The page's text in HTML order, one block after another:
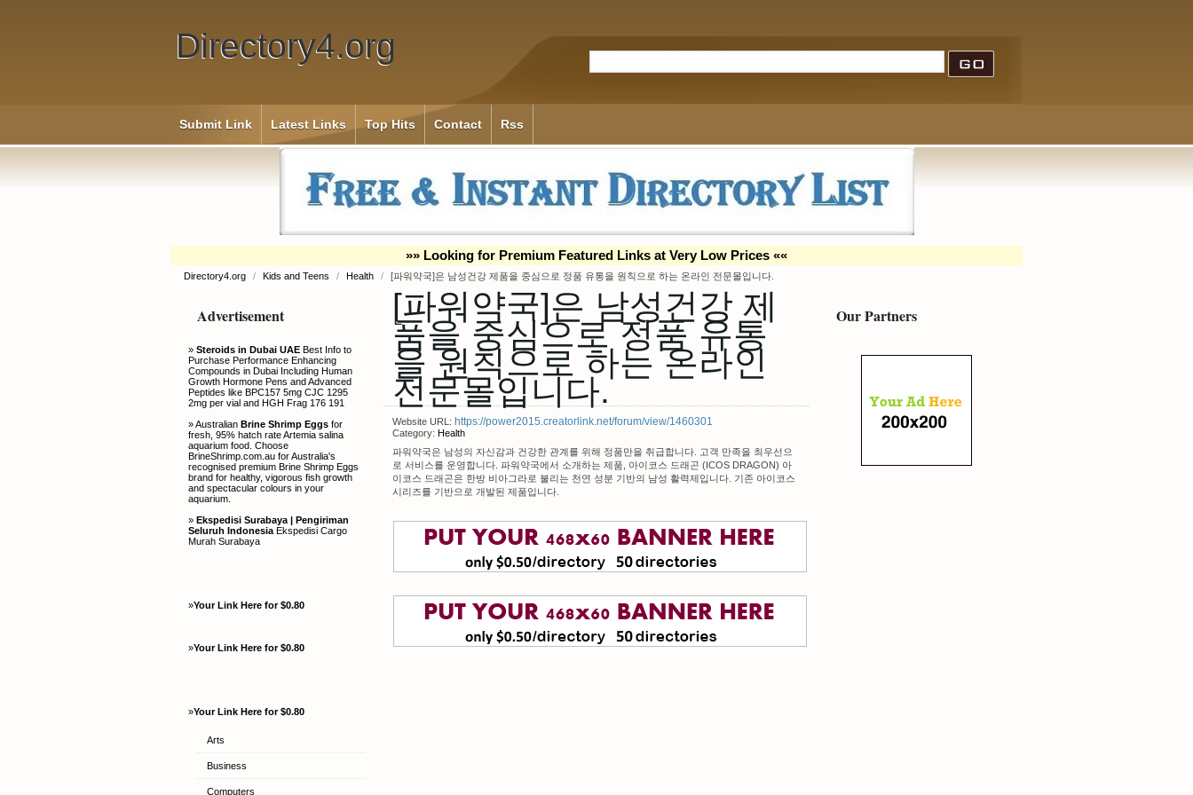
Directory4.org
Submit Link Latest Links Top Hits Contact Rss
»» Looking for Premium Featured Links at Very Low Prices ««
Directory4.org / Kids and Teens / Health / [파워약국]은 남성건강 제품을 중심으로 정품 유통을 원칙으로 하는 온라인 전문몰입니다.
Advertisement
» Steroids in Dubai UAE Best Info to
Purchase Performance Enhancing
Compounds in Dubai Including Human
Growth Hormone Pens and Advanced
Peptides like BPC157 5mg CJC 1295
2mg per vial and HGH Frag 176 191
» Australian Brine Shrimp Eggs for
fresh, 95% hatch rate Artemia salina
aquarium food. Choose
BrineShrimp.com.au for Australia's
recognised premium Brine Shrimp Eggs
brand for healthy, vigorous fish growth
and spectacular colours in your
aquarium.
» Ekspedisi Surabaya | Pengiriman
Seluruh Indonesia Ekspedisi Cargo
Murah Surabaya
»Your Link Here for $0.80
»Your Link Here for $0.80
»Your Link Here for $0.80
Arts
Business
Computers
Our Partners
[파워약국]은 남성건강 제
품을 중심으로 정품 유통
을 원칙으로 하는 온라인
전문몰입니다.
Website URL: https://power2015.creatorlink.net/forum/view/1460301
Category: Health
파워약국은 남성의 자신감과 건강한 관계를 위해 정품만을 취급합니다. 고객 만족을 최우선으
로 서비스를 운영합니다. 파워약국에서 소개하는 제품, 아이코스 드래곤 (ICOS DRAGON) 아
이코스 드래곤은 한방 비아그라로 불리는 천연 성분 기반의 남성 활력제입니다. 기존 아이코스
시리즈를 기반으로 개발된 제품입니다.